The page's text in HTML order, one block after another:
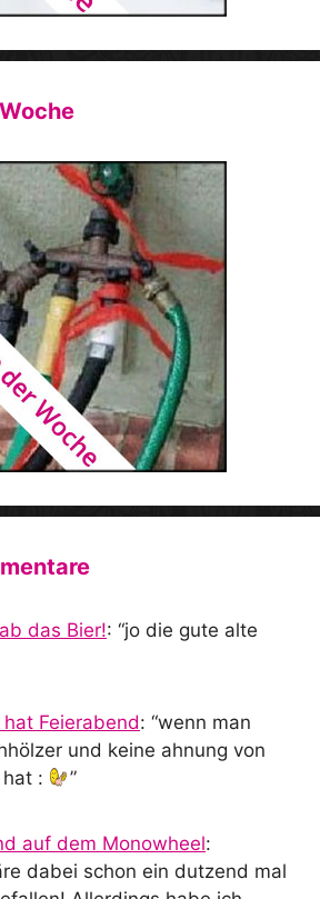
das Bier!: “jo die gute alte
hat Feierabend: “wenn man
und keine ahnung von
:
”
auf dem Monowheel:
dabei schon ein dutzend mal